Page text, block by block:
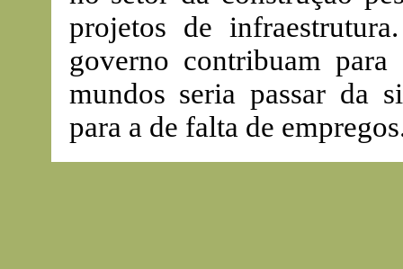
projetos de
governo contribuam
mundos seria passar da
para a de falta de